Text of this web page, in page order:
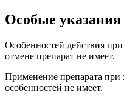
Особые указания
Особенностей действия
отмене препарат не имеет.
Применение препарата при
особенностей не имеет.